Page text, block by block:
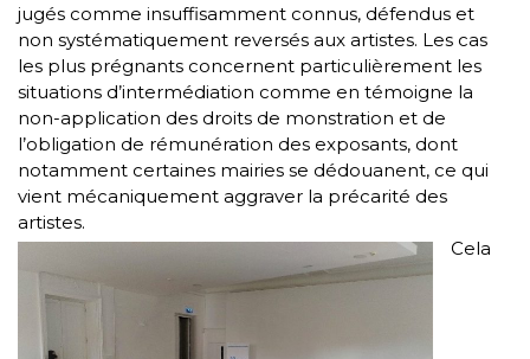
jugés comme insuffisamment connus, défendus et
non systématiquement reversés aux artistes. Les cas
les plus prégnants concernent particulièrement les
situations d’intermédiation comme en témoigne la
non-application des droits de monstration et de
l’obligation de rémunération des exposants, dont
notamment certaines mairies se dédouanent, ce qui
vient mécaniquement aggraver la précarité des
artistes.
Cela